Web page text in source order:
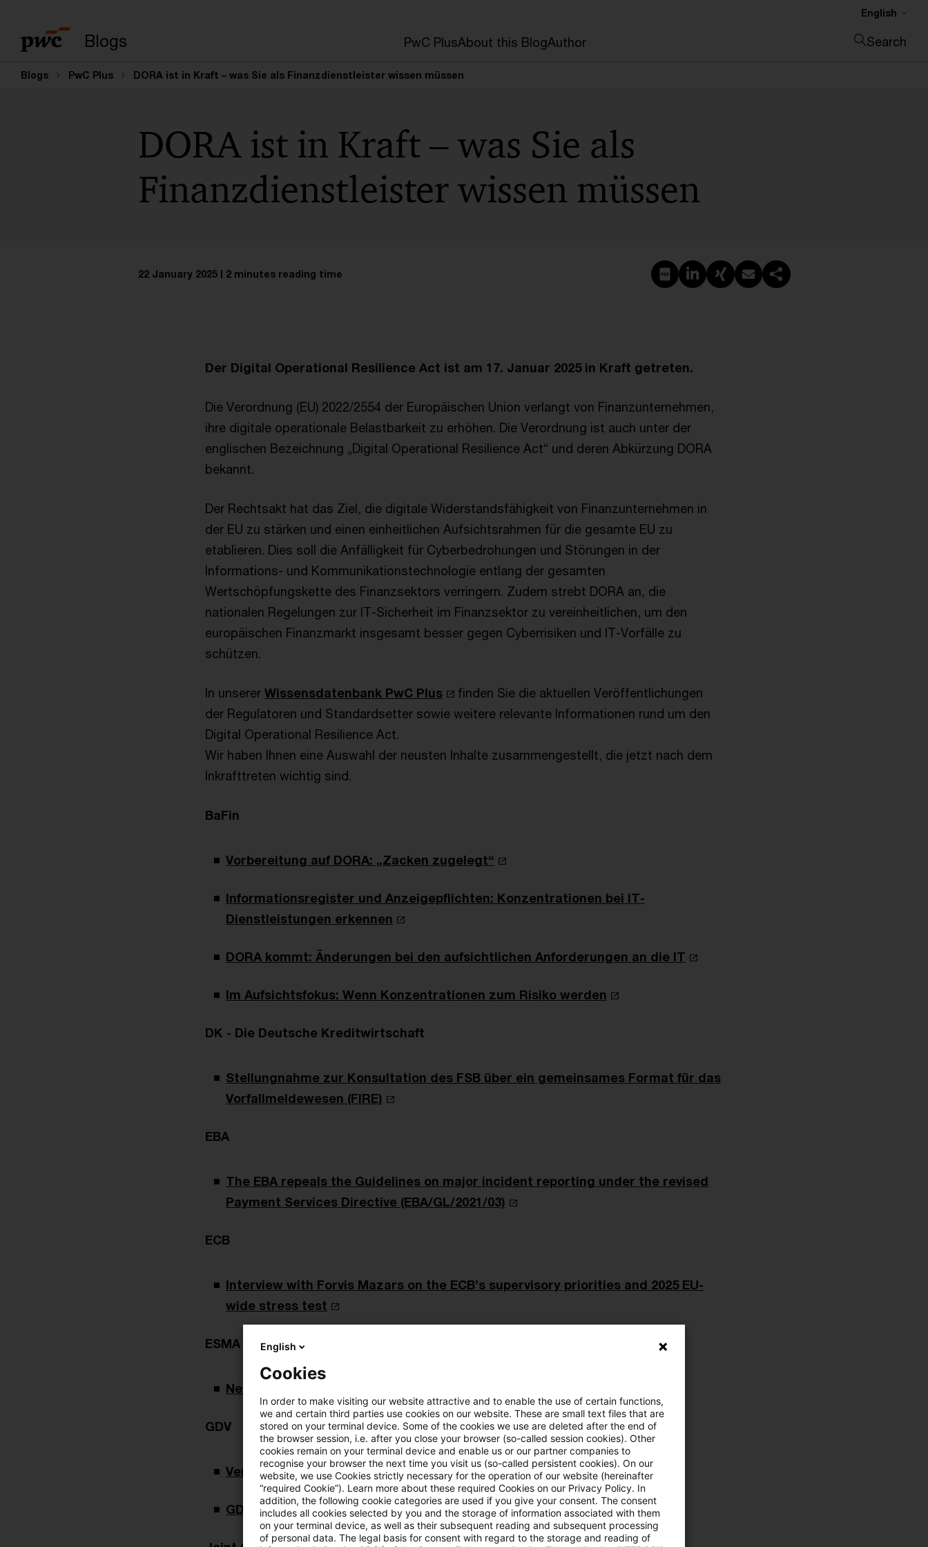
Blogs PwC PlusAbout this BlogAuthor
English
Search
Blogs PwC Plus DORA ist in Kraft – was Sie als Finanzdienstleister wissen müssen
DORA ist in Kraft – was Sie als
Finanzdienstleister wissen müssen
22 January 2025 2 minutes reading time Create PDF
Share on LinkedIn
Share on Xing
Share via email
Copy link
Der Digital Operational Resilience Act ist am 17. Januar 2025 in Kraft getreten.
Die Verordnung (EU) 2022/2554 der Europäischen Union verlangt von Finanzunternehmen,
ihre digitale operationale Belastbarkeit zu erhöhen. Die Verordnung ist auch unter der
englischen Bezeichnung „Digital Operational Resilience Act“ und deren Abkürzung DORA
bekannt.
Der Rechtsakt hat das Ziel, die digitale Widerstandsfähigkeit von Finanzunternehmen in
der EU zu stärken und einen einheitlichen Aufsichtsrahmen für die gesamte EU zu
etablieren. Dies soll die Anfälligkeit für Cyberbedrohungen und Störungen in der
Informations- und Kommunikationstechnologie entlang der gesamten
Wertschöpfungskette des Finanzsektors verringern. Zudem strebt DORA an, die
nationalen Regelungen zur IT-Sicherheit im Finanzsektor zu vereinheitlichen, um den
europäischen Finanzmarkt insgesamt besser gegen Cyberrisiken und IT-Vorfälle zu
schützen.
In unserer Wissensdatenbank PwC Plus
finden Sie die aktuellen Veröffentlichungen
der Regulatoren und Standardsetter sowie weitere relevante Informationen rund um den
Digital Operational Resilience Act.
Wir haben Ihnen eine Auswahl der neusten Inhalte zusammengestellt, die jetzt nach dem
Inkrafttreten wichtig sind.
BaFin
Vorbereitung auf DORA: „Zacken zugelegt“
Informationsregister und Anzeigepflichten: Konzentrationen bei IT-
Dienstleistungen erkennen
DORA kommt: Änderungen bei den aufsichtlichen Anforderungen an die IT
Im Aufsichtsfokus: Wenn Konzentrationen zum Risiko werden
DK - Die Deutsche Kreditwirtschaft
Stellungnahme zur Konsultation des FSB über ein gemeinsames Format für das
Vorfallmeldewesen (FIRE)
EBA
The EBA repeals the Guidelines on major incident reporting under the revised
Payment Services Directive (EBA/GL/2021/03)
ECB
Interview with Forvis Mazars on the ECB’s supervisory priorities and 2025 EU-
wide stress test
ESMA
New Q&As available
GDV
Versicherer drängen auf Details zur DORA-Umsetzung
GDV-Hilfestellung zur Umsetzung von DORA
English
Cookies
In order to make visiting our website attractive and to enable the use of certain functions,
we and certain third parties use cookies on our website. These are small text files that are
stored on your terminal device. Some of the cookies we use are deleted after the end of
the browser session, i.e. after you close your browser (so-called session cookies). Other
cookies remain on your terminal device and enable us or our partner companies to
recognise your browser the next time you visit us (so-called persistent cookies). On our
website, we use Cookies strictly necessary for the operation of our website (hereinafter
“required Cookie”). Learn more about these required Cookies on our Privacy Policy. In
addition, the following cookie categories are used if you give your consent. The consent
includes all cookies selected by you and the storage of information associated with them
on your terminal device, as well as their subsequent reading and subsequent processing
of personal data. The legal basis for consent with regard to the storage and reading of